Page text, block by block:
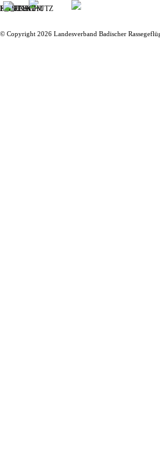
IMPRESSUM
KONTAKT
DATENSCHUTZ
© Copyright 2026 Landesverband Badischer